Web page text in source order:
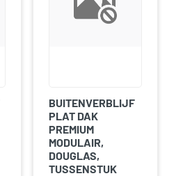
BUITENVERBLIJF
PLAT DAK
PREMIUM
MODULAIR,
DOUGLAS,
TUSSENSTUK